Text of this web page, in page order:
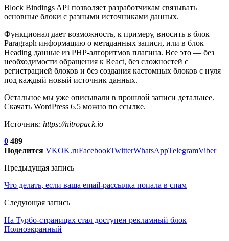
Block Bindings API позволяет разработчикам связывать
основные блоки с разными источниками данных.
Функционал дает возможность, к примеру, вносить в блок
Paragraph информацию о метаданных записи, или в блок
Heading данные из PHP-алгоритмов плагина. Все это — без
необходимости обращения к React, без сложностей с
регистрацией блоков и без создания кастомных блоков с нуля
под каждый новый источник данных.
Остальное мы уже описывали в прошлой записи детальнее.
Скачать WordPress 6.5 можно по ссылке.
Источник: https://nitropack.io
0 489
Поделится VKOK.ruFacebookTwitterWhatsAppTelegramViber
Предыдущая запись
Что делать, если ваша email-рассылка попала в спам
Следующая запись
На Турбо-страницах стал доступен рекламный блок
Полноэкранный